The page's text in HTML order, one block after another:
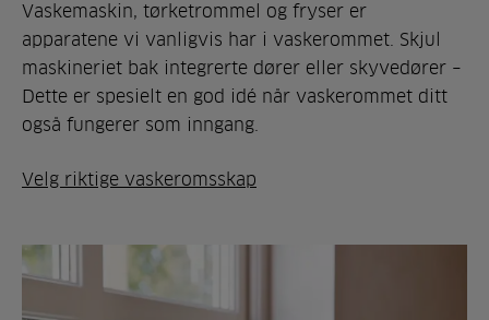
Vaskemaskin, tørketrommel og fryser er
apparatene vi vanligvis har i vaskerommet. Skjul
maskineriet bak integrerte dører eller skyvedører –
Dette er spesielt en god idé når vaskerommet ditt
også fungerer som inngang.
Velg riktige vaskeromsskap